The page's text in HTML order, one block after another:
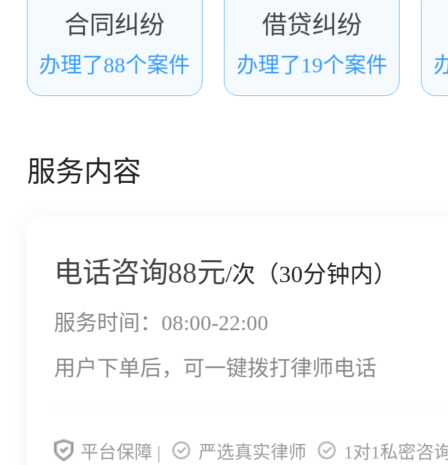
合同纠纷
办理了88个案件
借贷纠纷
办理了19个案件
服务内容
电话咨询88元/次（30分钟内）
服务时间：08:00-22:00
用户下单后，可一键拨打律师电话
平台保障 | 严选真实律师 1对1私密咨